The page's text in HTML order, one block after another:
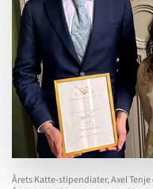
Årets Katte-stipendiater, Axel